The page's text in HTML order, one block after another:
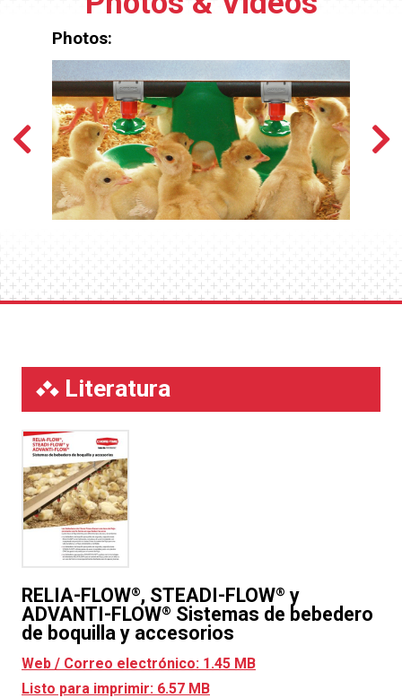
Photos:
Literatura
RELIA-FLOW®, STEADI-FLOW® y
ADVANTI-FLOW® Sistemas de bebedero
de boquilla y accesorios
Web / Correo electrónico: 1.45 MB
Listo para imprimir: 6.57 MB